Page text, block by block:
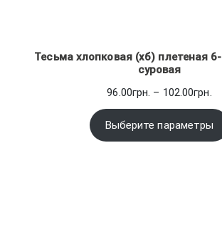
Тесьма хлопковая (хб) плетеная
суровая
96.00грн. – 102.00грн.
–
Выберите параметры